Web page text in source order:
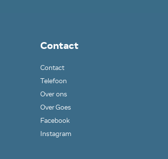
Contact
Contact
Telefoon
Over ons
Over Goes
Facebook
Instagram